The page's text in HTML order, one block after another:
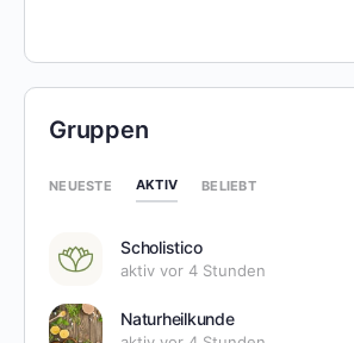
Gruppen
NEUESTE AKTIV BELIEBT
Scholistico
aktiv vor 4 Stunden
Naturheilkunde